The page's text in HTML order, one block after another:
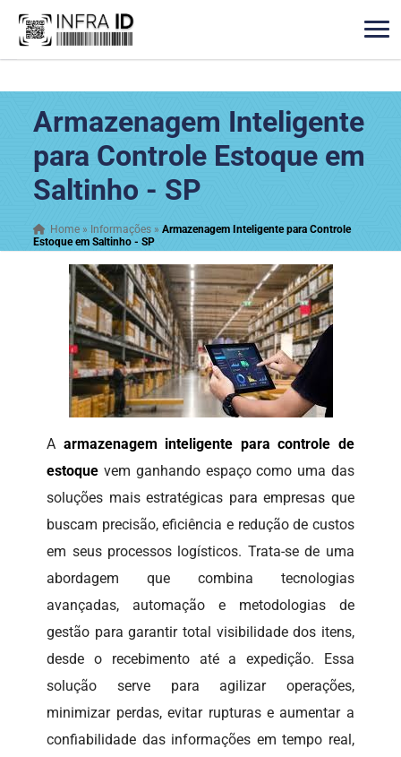
Armazenagem Inteligente
para Controle Estoque em
Saltinho - SP
Home » Informações »Armazenagem Inteligente para Controle
Estoque em Saltinho - SP
A armazenagem inteligente para controle de
estoque vem ganhando espaço como uma das
soluções mais estratégicas para empresas que
buscam precisão, eficiência e redução de custos
em seus processos logísticos. Trata-se de uma
abordagem que combina tecnologias
avançadas, automação e metodologias de
gestão para garantir total visibilidade dos itens,
desde o recebimento até a expedição. Essa
solução serve para agilizar operações,
minimizar perdas, evitar rupturas e aumentar a
confiabilidade das informações em tempo real,